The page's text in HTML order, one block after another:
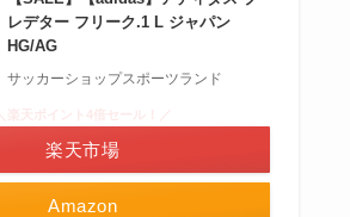
レデター フリーク.1 L ジャパン
HG/AG
サッカーショップスポーツランド
Amazon
楽天市場